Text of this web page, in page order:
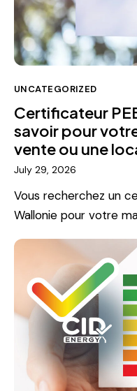
UNCATEGORIZED
Certificateur
savoir pour
vente ou une
July 29, 2026
Vous recherchez un
Wallonie pour votre